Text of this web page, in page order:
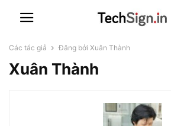
Các tác giả Đăng bởi Xuân Thành
Xuân Thành